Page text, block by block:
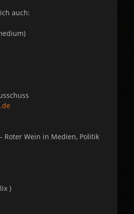
auch:
- Roter Wein in Medien, Politik
)